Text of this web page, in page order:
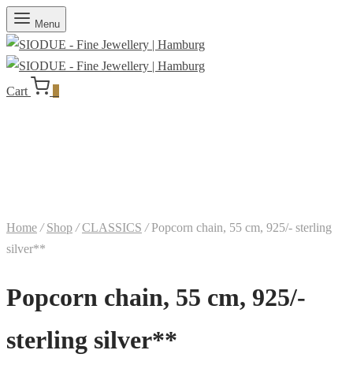
Menu
Cart
Home / Shop / CLASSICS /Popcorn chain, 55 cm, 925/- sterling
silver**
Popcorn chain, 55 cm, 925/-
sterling silver**